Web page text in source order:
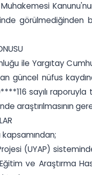
Muhakemesi
görülmediğinden
ile Yargıtay
güncel nüfus
sayılı
araştırılmasının
(UYAP)
Eğitim ve Araştırma